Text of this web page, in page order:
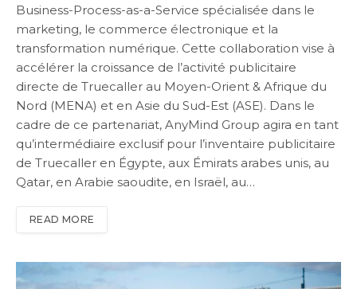
Business-Process-as-a-Service spécialisée dans le
marketing, le commerce électronique et la
transformation numérique. Cette collaboration vise à
accélérer la croissance de l’activité publicitaire
directe de Truecaller au Moyen-Orient & Afrique du
Nord (MENA) et en Asie du Sud-Est (ASE). Dans le
cadre de ce partenariat, AnyMind Group agira en tant
qu’intermédiaire exclusif pour l’inventaire publicitaire
de Truecaller en Égypte, aux Émirats arabes unis, au
Qatar, en Arabie saoudite, en Israël, au…
READ MORE